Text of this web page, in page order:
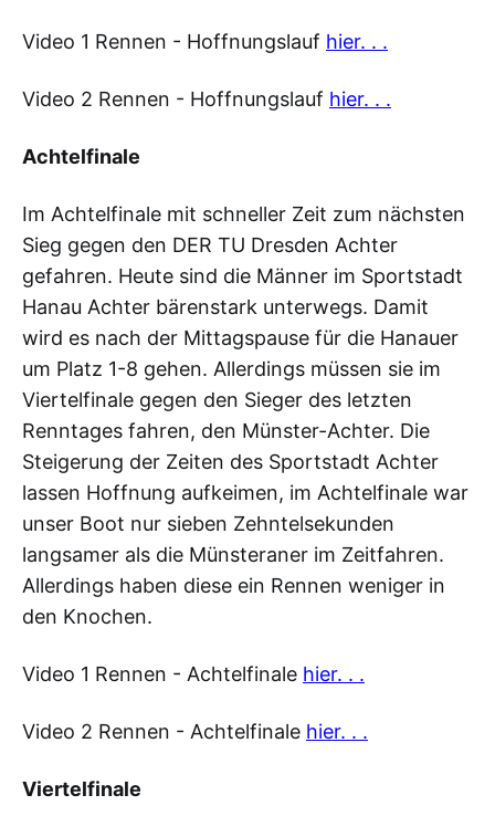
Video 1 Rennen - Hoffnungslauf hier. . .
Video 2 Rennen - Hoffnungslauf hier. . .
Achtelfinale
Im Achtelfinale mit schneller Zeit zum nächsten
Sieg gegen den DER TU Dresden Achter
gefahren. Heute sind die Männer im Sportstadt
Hanau Achter bärenstark unterwegs. Damit
wird es nach der Mittagspause für die Hanauer
um Platz 1-8 gehen. Allerdings müssen sie im
Viertelfinale gegen den Sieger des letzten
Renntages fahren, den Münster-Achter. Die
Steigerung der Zeiten des Sportstadt Achter
lassen Hoffnung aufkeimen, im Achtelfinale war
unser Boot nur sieben Zehntelsekunden
langsamer als die Münsteraner im Zeitfahren.
Allerdings haben diese ein Rennen weniger in
den Knochen.
Video 1 Rennen - Achtelfinale hier. . .
Video 2 Rennen - Achtelfinale hier. . .
Viertelfinale